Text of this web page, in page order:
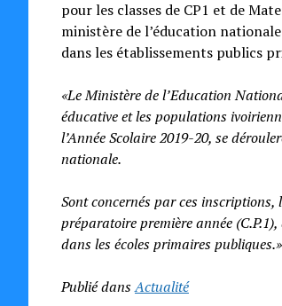
pour les classes de CP1 et de
ministère de l’éducation
dans les établissements publics
«Le Ministère de l’Education
éducative et les populations
l’Année Scolaire 2019-20, se
nationale.
Sont concernés par ces
préparatoire première année
dans les écoles primaires publiques.»
Publié dansActualité